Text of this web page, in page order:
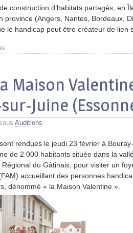
construction d’habitats partagés, en
province (Angers, Nantes, Bordeaux,
le handicap peut être créateur de lien
Maison
Juine
Auditions
rendues le jeudi 23 février à
de 2 000 habitants située dans la
du Gâtinais, pour visiter un
accueillant des personnes
dénommé « la Maison Valentine ».